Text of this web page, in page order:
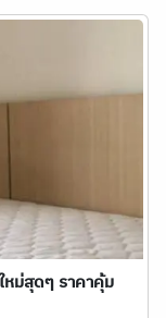
หม่สุดๆ ราคาคุ้ม